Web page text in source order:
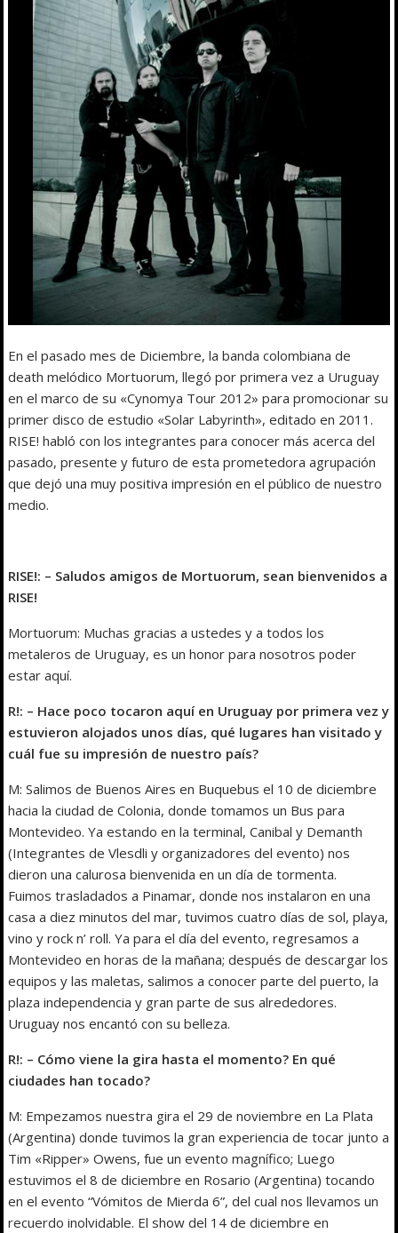
En el pasado mes de Diciembre, la banda colombiana de
death melódico Mortuorum, llegó por primera vez a Uruguay
en el marco de su «Cynomya Tour 2012» para promocionar su
primer disco de estudio «Solar Labyrinth», editado en 2011.
RISE! habló con los integrantes para conocer más acerca del
pasado, presente y futuro de esta prometedora agrupación
que dejó una muy positiva impresión en el público de nuestro
medio.
RISE!: – Saludos amigos de Mortuorum, sean bienvenidos a
RISE!
Mortuorum: Muchas gracias a ustedes y a todos los
metaleros de Uruguay, es un honor para nosotros poder
estar aquí.
R!: – Hace poco tocaron aquí en Uruguay por primera vez y
estuvieron alojados unos días, qué lugares han visitado y
cuál fue su impresión de nuestro país?
M: Salimos de Buenos Aires en Buquebus el 10 de diciembre
hacia la ciudad de Colonia, donde tomamos un Bus para
Montevideo. Ya estando en la terminal, Canibal y Demanth
(Integrantes de Vlesdli y organizadores del evento) nos
dieron una calurosa bienvenida en un día de tormenta.
Fuimos trasladados a Pinamar, donde nos instalaron en una
casa a diez minutos del mar, tuvimos cuatro días de sol, playa,
vino y rock n’ roll. Ya para el día del evento, regresamos a
Montevideo en horas de la mañana; después de descargar los
equipos y las maletas, salimos a conocer parte del puerto, la
plaza independencia y gran parte de sus alrededores.
Uruguay nos encantó con su belleza.
R!: – Cómo viene la gira hasta el momento? En qué
ciudades han tocado?
M: Empezamos nuestra gira el 29 de noviembre en La Plata
(Argentina) donde tuvimos la gran experiencia de tocar junto a
Tim «Ripper» Owens, fue un evento magnífico; Luego
estuvimos el 8 de diciembre en Rosario (Argentina) tocando
en el evento “Vómitos de Mierda 6”, del cual nos llevamos un
recuerdo inolvidable. El show del 14 de diciembre en